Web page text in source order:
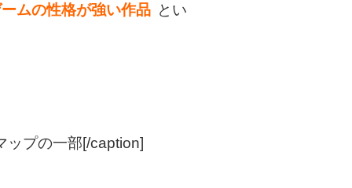
ムの性格が強い作品 とい
ップの一部[/caption]